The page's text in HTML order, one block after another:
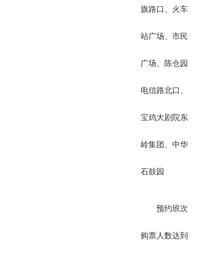
旗路口、火车
站广场、市民
广场、陈仓园
电信路北口、
宝鸡大剧院东
岭集团、中华
石鼓园
预约班次
购票人数达到